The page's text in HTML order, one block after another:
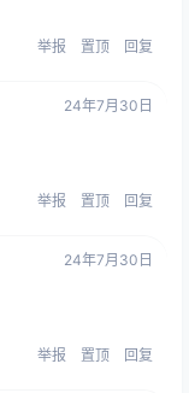
举报 置顶 回复
24年7月30日
举报 置顶 回复
24年7月30日
举报 置顶 回复